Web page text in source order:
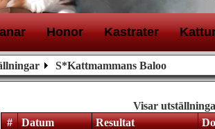
anar Honor Kastrater K
S*Kattmammans Baloo
Visar
#
Datum Resultat